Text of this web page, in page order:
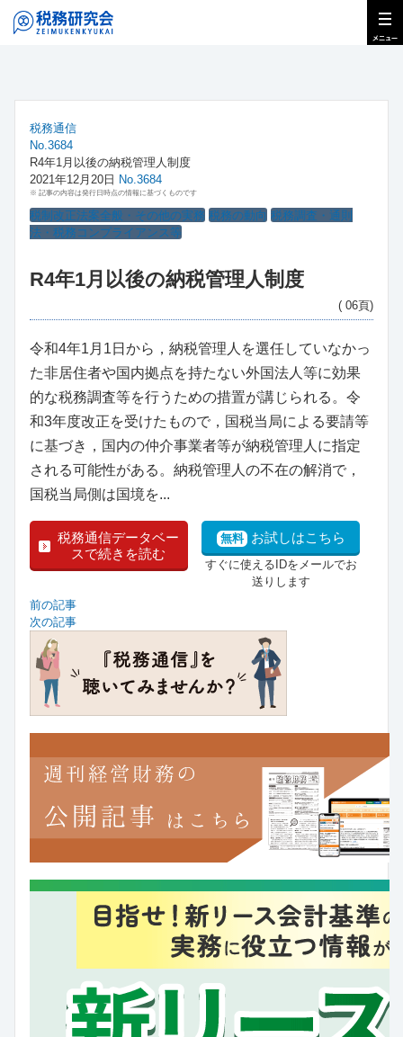
税務通信
No.3684
R4年1月以後の納税管理人制度
2021年12月20日 No.3684
※ 記事の内容は発行日時点の情報に基づくものです
税制改正法案全般・その他の実務 税務の動向 税務調査・通則
法・税務コンプライアンス等
R4年1月以後の納税管理人制度
( 06頁)
令和4年1月1日から，納税管理人を選任していなかっ
た非居住者や国内拠点を持たない外国法人等に効果
的な税務調査等を行うための措置が講じられる。令
和3年度改正を受けたもので，国税当局による要請等
に基づき，国内の仲介事業者等が納税管理人に指定
される可能性がある。納税管理人の不在の解消で，
国税当局側は国境を...
税務通信データベー
スで続きを読む
無料 お試しはこちら
すぐに使えるIDをメールでお
送りします
前の記事
次の記事